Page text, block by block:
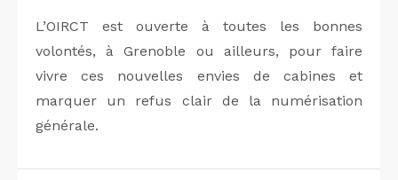
L’OIRCT est ouverte à toutes les bonnes
volontés, à Grenoble ou ailleurs, pour faire
vivre ces nouvelles envies de cabines et
marquer un refus clair de la numérisation
générale.